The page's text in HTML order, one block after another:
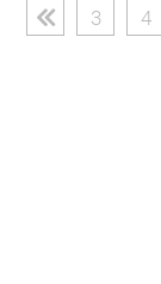
3 4